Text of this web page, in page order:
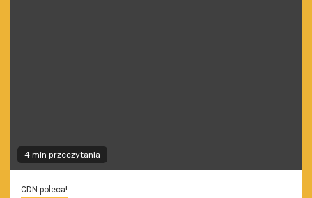
4 min przeczytania
CDN poleca!